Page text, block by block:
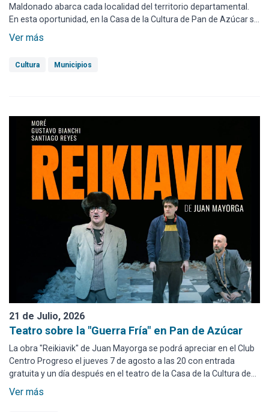
Maldonado abarca cada localidad del territorio departamental.
En esta oportunidad, en la Casa de la Cultura de Pan de Azúcar se
exhibirá a partir del jueves 23 una selección de imágenes -a modo
a pedido de Sorribas, realizó el relevamiento de sus trabajos
Ver más
Cultura Municipios
21 de Julio, 2026
Teatro sobre la "Guerra Fría" en Pan de Azúcar
La obra "Reikiavik" de Juan Mayorga se podrá apreciar en el Club
Centro Progreso el jueves 7 de agosto a las 20 con entrada
gratuita y un día después en el teatro de la Casa de la Cultura de
Maldonado, también desde las 20.
Ver más